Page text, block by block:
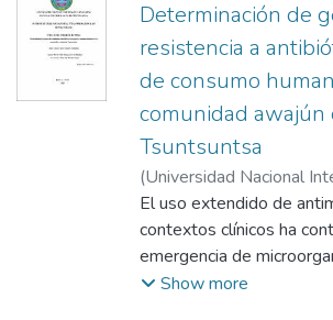
Determinación de
resistencia a
de consumo
comunidad awajún
Tsuntsuntsa
(Universidad Nacional
Salazar Leguía de Bagua,
Segura Cabanillas, Juan
Mayhua, Félix Pompeyo;
El uso extendido de
contextos clínicos ha
emergencia de
sobrevivir a tratamientos
Show more